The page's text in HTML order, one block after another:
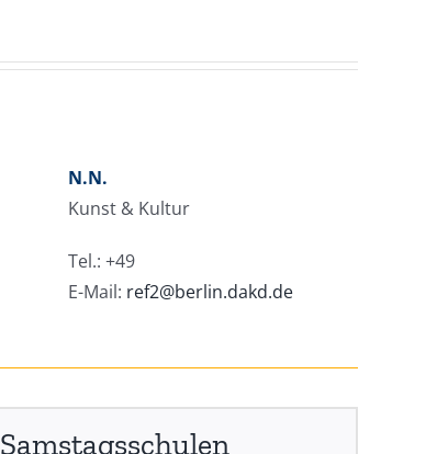
N.N.
Kunst & Kultur
Tel.: +49
E-Mail: ref2@berlin.dakd.de
Samstagsschulen